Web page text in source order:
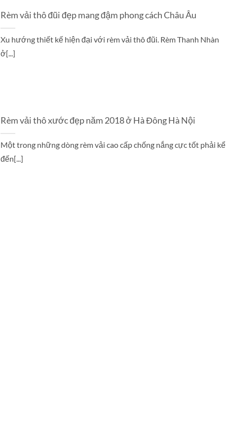
Rèm vải thô đũi đẹp mang đậm phong cách Châu Âu
Xu hướng thiết kế hiện đại với rèm vải thô đũi. Rèm Thanh Nhàn
ở[...]
Rèm vải thô xước đẹp năm 2018 ở Hà Đông Hà Nội
Một trong những dòng rèm vải cao cấp chống nắng cực tốt phải kể
đến[...]